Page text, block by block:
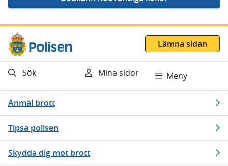
Gå direkt till innehåll
Lämna sidan
Sök Mina sidor Meny
Anmäl brott
Tipsa polisen
Skydda dig mot brott